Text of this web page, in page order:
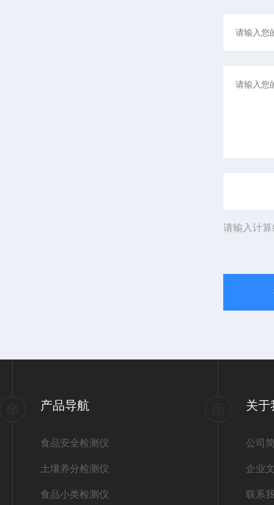
请输入计
产品导航
食品安全检测仪
土壤养分检测仪
食品小类检测仪
关于
公司
企业
联系